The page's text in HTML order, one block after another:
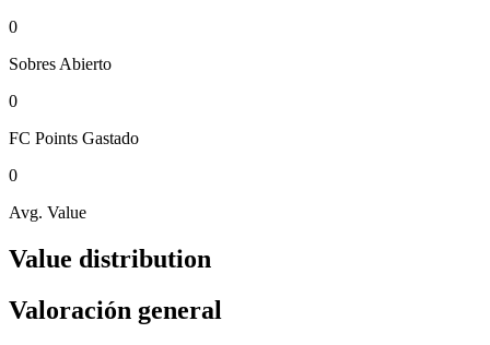
0
Sobres Abierto
0
FC Points Gastado
0
Avg. Value
Value distribution
Valoración general